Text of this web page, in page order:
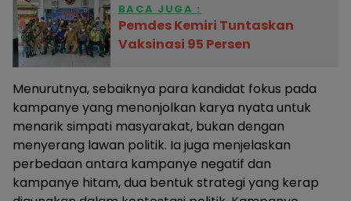
BACA JUGA :
Pemdes Kemiri Tuntaskan
Vaksinasi 95 Persen
Menurutnya, sebaiknya para kandidat fokus pada
kampanye yang menonjolkan karya nyata untuk
menarik simpati masyarakat, bukan dengan
menyerang lawan politik. Ia juga menjelaskan
perbedaan antara kampanye negatif dan
kampanye hitam, dua bentuk strategi yang kerap